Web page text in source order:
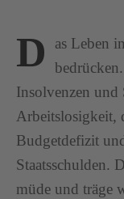
D
as Leben
Insolvenzen und
Arbeitslosigkeit,
Budgetdefizit
Staatsschulden.
müde und träge